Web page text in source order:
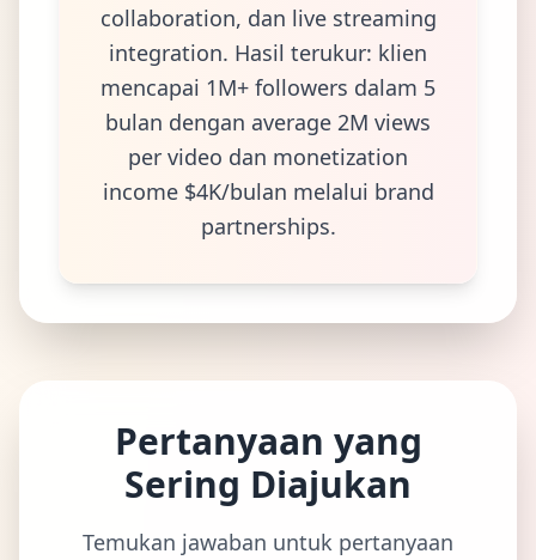
collaboration, dan live streaming
integration. Hasil terukur: klien
mencapai 1M+ followers dalam 5
bulan dengan average 2M views
per video dan monetization
income $4K/bulan melalui brand
partnerships.
Pertanyaan yang
Sering Diajukan
Temukan jawaban untuk pertanyaan